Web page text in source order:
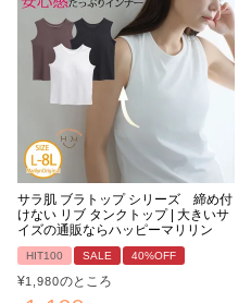
サラ肌 ブラトップ シリーズ 締め付
けない リブ タンクトップ | 大きいサ
イズの通販ならハッピーマリリン
HIT100 SALE 40%OFF
¥1,980のところ